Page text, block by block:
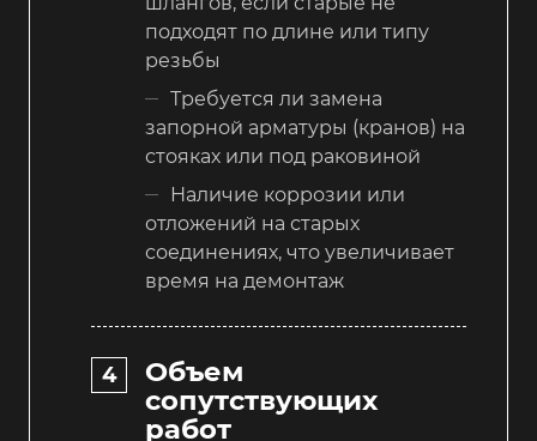
подходят по длине или типу
резьбы
Требуется ли замена
запорной арматуры (кранов) на
стояках или под раковиной
Наличие коррозии или
отложений на старых
соединениях, что увеличивает
время на демонтаж
Объем
сопутствующих
работ